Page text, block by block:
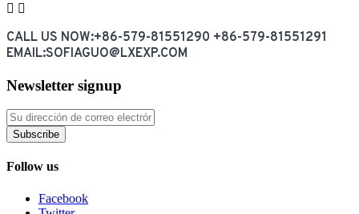
 
CALL US NOW:+86-579-81551290 +86-579-81551291
EMAIL:SOFIAGUO@LXEXP.COM
Newsletter signup
Subscribe
Follow us
Facebook